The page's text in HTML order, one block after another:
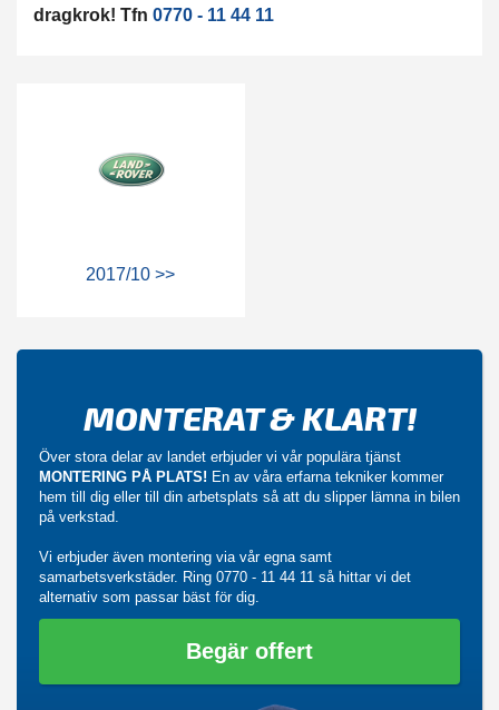
dragkrok! Tfn 0770 - 11 44 11
2017/10 >>
MONTERAT & KLART!
Över stora delar av landet erbjuder vi vår populära tjänst
MONTERING PÅ PLATS! En av våra erfarna tekniker kommer
hem till dig eller till din arbetsplats så att du slipper lämna in bilen
på verkstad.
Vi erbjuder även montering via vår egna samt
samarbetsverkstäder. Ring 0770 - 11 44 11 så hittar vi det
alternativ som passar bäst för dig.
Begär offert